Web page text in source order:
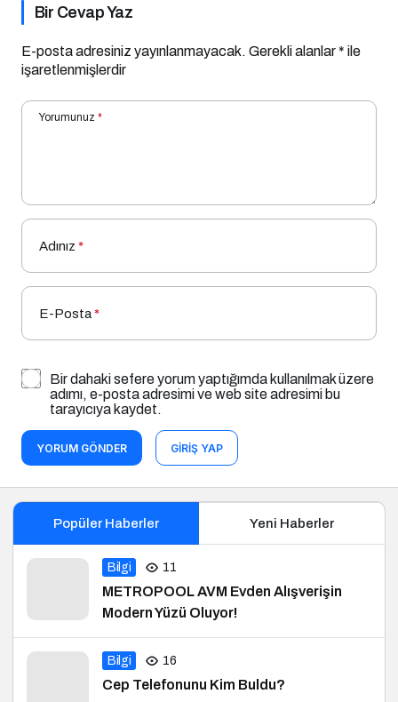
Bir Cevap Yaz
E-posta adresiniz yayınlanmayacak. Gerekli alanlar* ile
işaretlenmişlerdir
Yorumunuz *
Adınız *
E-Posta*
Bir dahaki sefere yorum yaptığımda kullanılmak üzere
adımı, e-posta adresimi ve web site adresimi bu
tarayıcıya kaydet.
YORUM GÖNDER GIRIŞ YAP
Popüler Haberler Yeni Haberler
Bilgi 11
METROPOOL AVM Evden Alışverişin
Modern Yüzü Oluyor!
Bilgi 16
Cep Telefonunu Kim Buldu?